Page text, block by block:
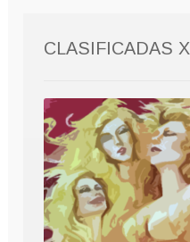
CLASIFICADAS X